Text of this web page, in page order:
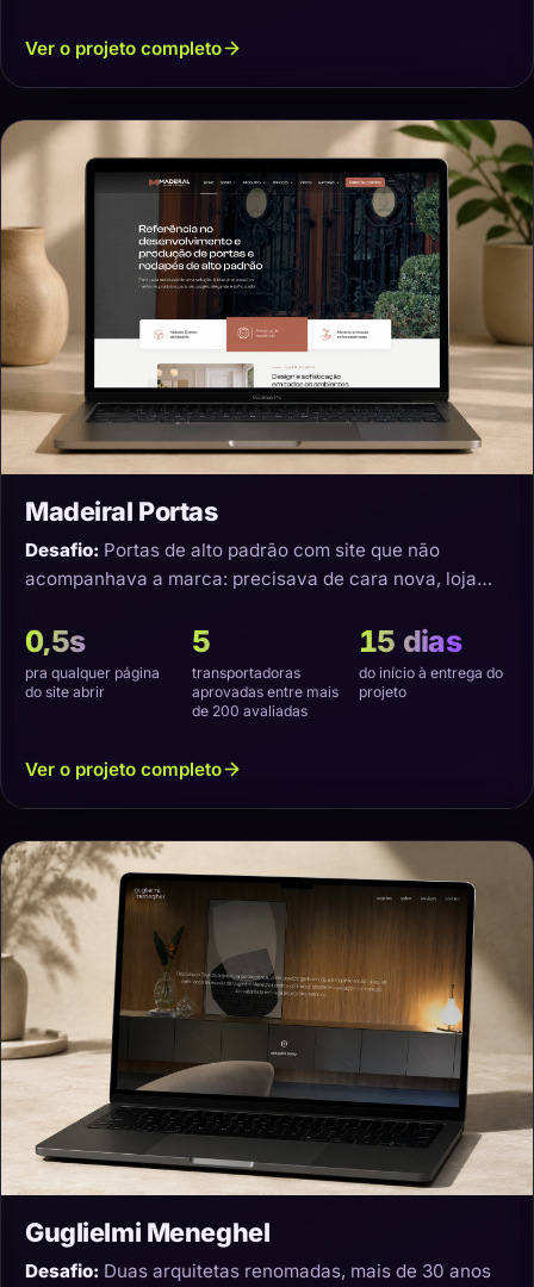
Ver o projeto completo
Madeiral Portas
Desafio: Portas de alto padrão com site que não
acompanhava a marca: precisava de cara nova, loja
0,5s
pra qualquer página
do site abrir
5
transportadoras
aprovadas entre mais
de 200 avaliadas
15 dias
do início à entrega do
projeto
Ver o projeto completo
Guglielmi Meneghel
Desafio: Duas arquitetas renomadas, mais de 30 anos